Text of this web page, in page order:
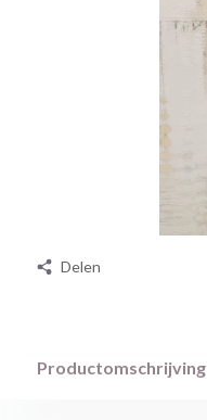
Delen
Productomschrijving